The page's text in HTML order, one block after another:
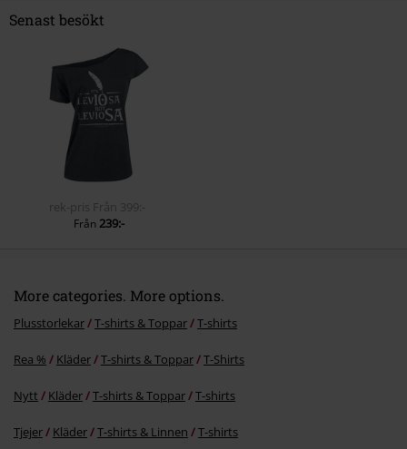
Skicka kommentar
Senast besökt
rek-pris Från 399:-
Från 239:-
More categories. More options.
Plusstorlekar T-shirts & Toppar T-shirts
Rea % Kläder T-shirts & Toppar T-Shirts
Nytt Kläder T-shirts & Toppar T-shirts
Tjejer Kläder T-shirts & Linnen T-shirts